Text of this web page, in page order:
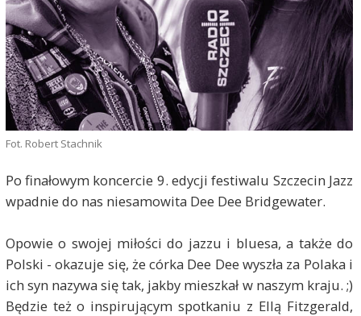
Fot. Robert Stachnik
Po finałowym koncercie 9. edycji festiwalu Szczecin Jazz
wpadnie do nas niesamowita Dee Dee Bridgewater.
Opowie o swojej miłości do jazzu i bluesa, a także do
Polski - okazuje się, że córka Dee Dee wyszła za Polaka i
ich syn nazywa się tak, jakby mieszkał w naszym kraju. ;)
Będzie też o inspirującym spotkaniu z Ellą Fitzgerald,